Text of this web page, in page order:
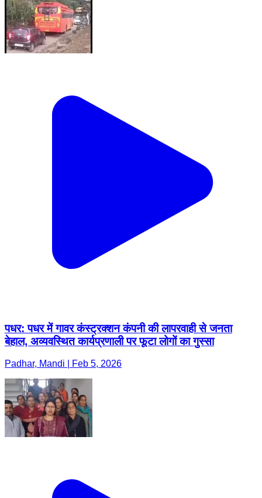
पधर: पधर में गावर कंस्ट्रक्शन कंपनी की लापरवाही से जनता
बेहाल, अव्यवस्थित कार्यप्रणाली पर फूटा लोगों का गुस्सा
Padhar, Mandi | Feb 5, 2026